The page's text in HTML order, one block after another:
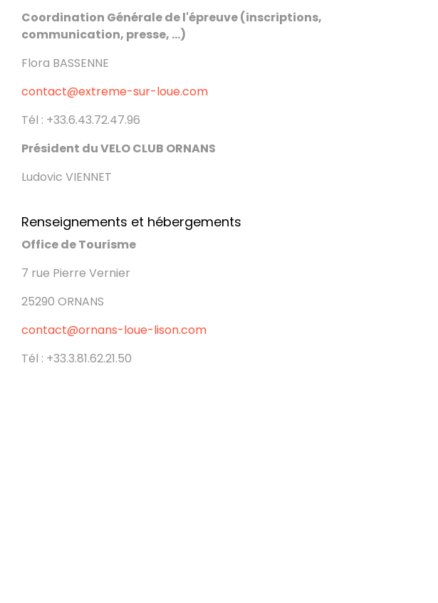
Coordination Générale de l'épreuve (inscriptions,
communication, presse, ...)
Flora BASSENNE
contact@extreme-sur-loue.com
Tél : +33.6.43.72.47.96
Président du VELO CLUB ORNANS
Ludovic VIENNET
Renseignements et hébergements
Office de Tourisme
7 rue Pierre Vernier
25290 ORNANS
contact@ornans-loue-lison.com
Tél : +33.3.81.62.21.50